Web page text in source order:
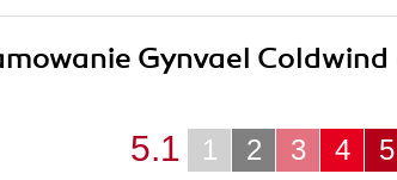
Gynvael Coldwind
5
4
3
2
1
5.1